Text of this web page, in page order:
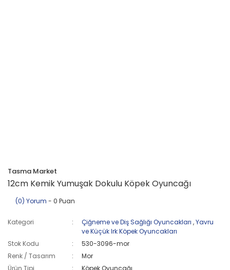
Tasma Market
12cm Kemik Yumuşak Dokulu Köpek Oyuncağı
(0) Yorum - 0 Puan
Kategori Çiğneme ve Diş Sağlığı Oyuncakları ,Yavru
ve Küçük Irk Köpek Oyuncakları
Stok Kodu
530-3096-mor
Renk / Tasarım
Mor
Ürün Tipi
Köpek Oyuncağı